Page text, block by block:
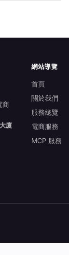
商
廈
網站導覽
首頁
關於我們
服務總覽
電商服務
MCP 服務